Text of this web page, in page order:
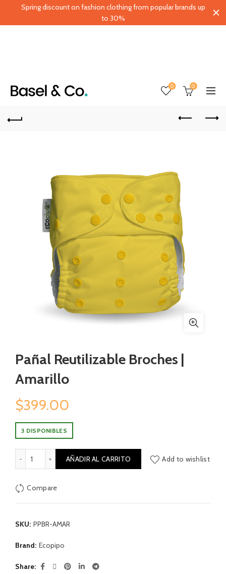
0 0
Pañal Reutilizable Broches |
Amarillo
$399.00
3 DISPONIBLES
Pañal Reutilizable Broches | Amarillo cantidad
AÑADIR AL CARRITO Add to wishlist
Compare
SKU: PPBR-AMAR
Brand: Ecopipo
Share
Spring discount on fashion clothing from popular brands up
to 30%